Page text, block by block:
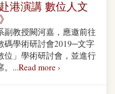
港演講 數位人文
副教授闕河嘉，應邀前往
碼學術研討會2019─文字
位」學術研討會，並進行
。...Read more ›